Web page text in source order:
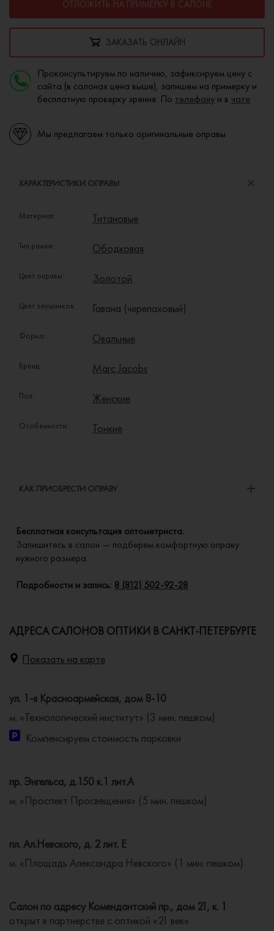
ОТЛОЖИТЬ НА ПРИМЕРКУ В САЛОНЕ
ЗАКАЗАТЬ ОНЛАЙН
Проконсультируем по наличию, зафиксируем цену с
сайта (в салонах цена выше), запишем на примерку и
бесплатную проверку зрения. По телефону и в чате
Мы предлагаем только оригинальные оправы
ХАРАКТЕРИСТИКИ ОПРАВЫ
Материал: Титановые
Тип рамки: Ободковая
Цвет оправы: Золотой
Цвет заушников: Гавана (черепаховый)
Форма: Овальные
Бренд: Marc Jacobs
Пол: Женские
Особенности: Тонкие
КАК ПРИОБРЕСТИ ОПРАВУ
Бесплатная консультация оптометриста.
Запишитесь в салон — подберем комфортную оправу
нужного размера.
Подробности и запись: 8 (812) 502-92-28
АДРЕСА САЛОНОВ ОПТИКИ В САНКТ-ПЕТЕРБУРГЕ
Показать на карте
ул. 1-я Красноармейская, дом 8-10
м. «Технологический институт» (3 мин. пешком)
Компенсируем стоимость парковки
пр. Энгельса, д.150 к.1 лит.А
м. «Проспект Просвещения» (5 мин. пешком)
пл. Ал.Невского, д. 2 лит. Е
м. «Площадь Александра Невского» (1 мин. пешком)
Салон по адресу Комендантский пр., дом 21, к. 1
открыт в партнерстве с оптикой «21 век»